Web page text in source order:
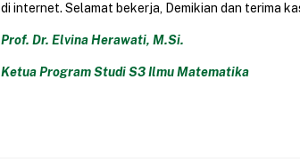
di internet. Selamat bekerja, Demikian dan terima
Prof. Dr. Elvina Herawati, M.Si.
Ketua Program Studi S3 Ilmu Matematika